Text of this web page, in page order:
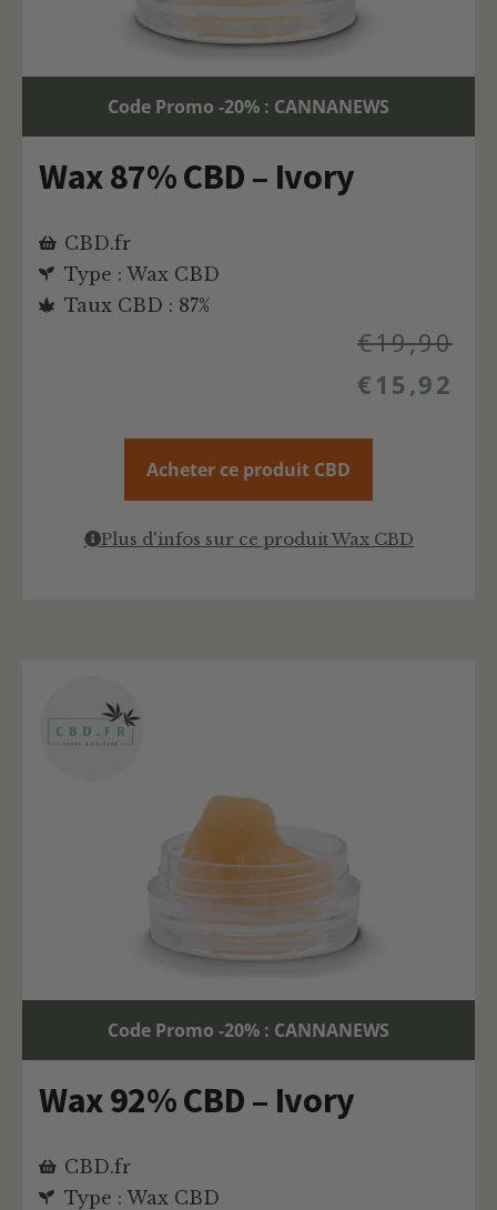
Code Promo -20% : CANNANEWS
Wax 87% CBD – Ivory
CBD.fr
Type : Wax CBD
Taux CBD : 87%
€19,90
€ 15,92
Acheter ce produit CBD
Plus d'infos sur ce produit Wax CBD
Code Promo -20% : CANNANEWS
Wax 92% CBD – Ivory
CBD.fr
Type : Wax CBD